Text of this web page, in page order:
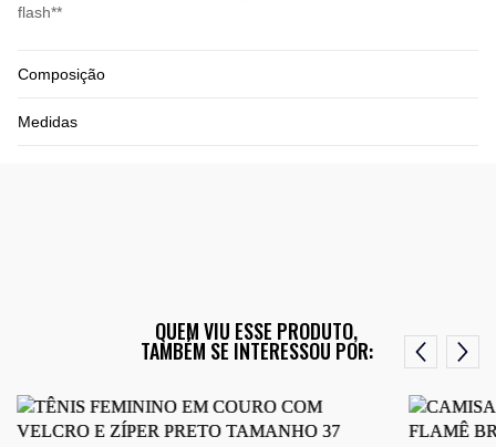
flash**
Composição
Medidas
QUEM VIU ESSE PRODUTO,
TAMBÉM SE INTERESSOU POR: